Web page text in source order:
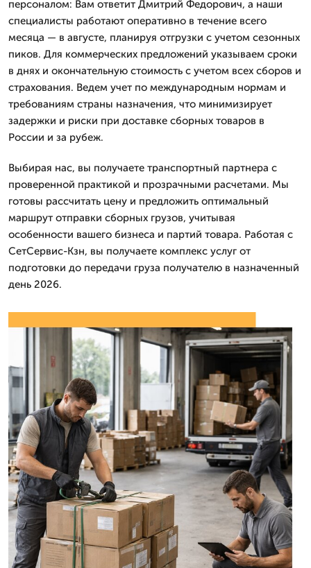
персоналом: Вам ответит Дмитpий Федорович, а наши
специалисты работают оперативно в течение всего
месяца — в августе, планируя отгрузки с учетом сезонных
пиков. Для коммерческих предложений указываем сроки
в днях и окончательную стоимость с учетом всех сборов и
страхования. Ведем учет по международным нормам и
требованиям страны назначения, что минимизирует
задержки и риски при доставке сборных товаров в
России и за рубеж.
Выбирая нас, вы получаете транспортный партнера с
проверенной практикой и прозрачными расчетами. Мы
готовы рассчитать цену и предложить оптимальный
маршрут отправки сборных грузов, учитывая
особенности вашего бизнеса и партий товара. Работая с
СетСервис-Кзн, вы получаете комплекс услуг от
подготовки до передачи груза получателю в назначенный
день 2026.